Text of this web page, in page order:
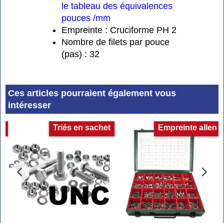
le tableau des équivalences
pouces /mm
Empreinte : Cruciforme PH 2
Nombre de filets par pouce
(pas) : 32
Ces articles pourraient également vous
intéresser
Triés en sachet Empreinte allen